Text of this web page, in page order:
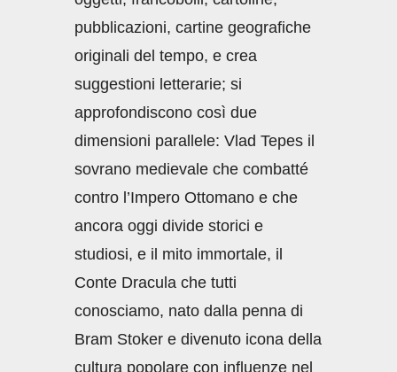
pubblicazioni, cartine geografiche
originali del tempo, e crea
suggestioni letterarie; si
approfondiscono così due
dimensioni parallele: Vlad Tepes il
sovrano medievale che combatté
contro l’Impero Ottomano e che
ancora oggi divide storici e
studiosi, e il mito immortale, il
Conte Dracula che tutti
conosciamo, nato dalla penna di
Bram Stoker e divenuto icona della
cultura popolare con influenze nel